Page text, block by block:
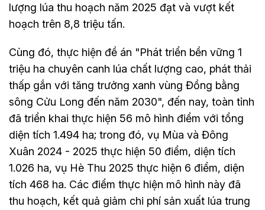
lượng lúa thu hoạch năm 2025 đạt và vượt kết
hoạch trên 8,8 triệu tấn.
Cùng đó, thực hiện đề án "Phát triển bền vững 1
triệu ha chuyên canh lúa chất lượng cao, phát thải
thấp gắn với tăng trưởng xanh vùng Đồng bằng
sông Cửu Long đến năm 2030", đến nay, toàn tỉnh
đã triển khai thực hiện 56 mô hình điểm với tổng
diện tích 1.494 ha; trong đó, vụ Mùa và Đông
Xuân 2024 - 2025 thực hiện 50 điểm, diện tích
1.026 ha, vụ Hè Thu 2025 thực hiện 6 điểm, diện
tích 468 ha. Các điểm thực hiện mô hình này đã
thu hoạch, kết quả giảm chi phí sản xuất lúa trung